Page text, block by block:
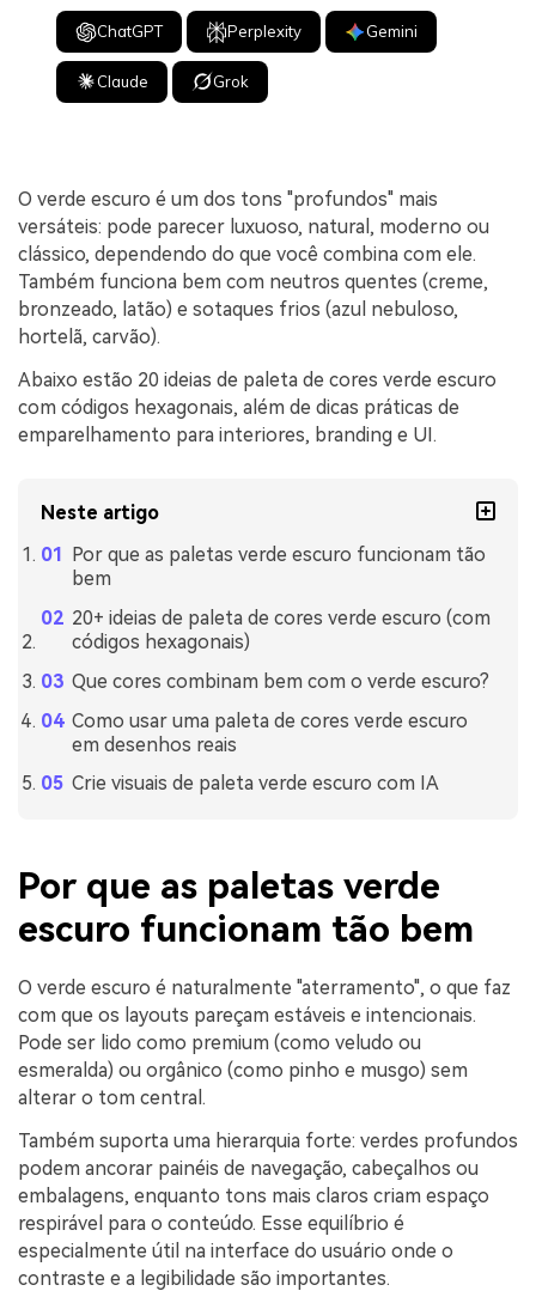
ChatGPT Perplexity Gemini
Claude Grok
O verde escuro é um dos tons "profundos" mais
versáteis: pode parecer luxuoso, natural, moderno ou
clássico, dependendo do que você combina com ele.
Também funciona bem com neutros quentes (creme,
bronzeado, latão) e sotaques frios (azul nebuloso,
hortelã, carvão).
Abaixo estão 20 ideias de paleta de cores verde escuro
com códigos hexagonais, além de dicas práticas de
emparelhamento para interiores, branding e UI.
Neste artigo
Por que as paletas verde escuro funcionam tão
bem
20+ ideias de paleta de cores verde escuro (com
códigos hexagonais)
Que cores combinam bem com o verde escuro?
Como usar uma paleta de cores verde escuro
em desenhos reais
Crie visuais de paleta verde escuro com IA
Por que as paletas verde
escuro funcionam tão bem
O verde escuro é naturalmente "aterramento", o que faz
com que os layouts pareçam estáveis e intencionais.
Pode ser lido como premium (como veludo ou
esmeralda) ou orgânico (como pinho e musgo) sem
alterar o tom central.
Também suporta uma hierarquia forte: verdes profundos
podem ancorar painéis de navegação, cabeçalhos ou
embalagens, enquanto tons mais claros criam espaço
respirável para o conteúdo. Esse equilíbrio é
especialmente útil na interface do usuário onde o
contraste e a legibilidade são importantes.